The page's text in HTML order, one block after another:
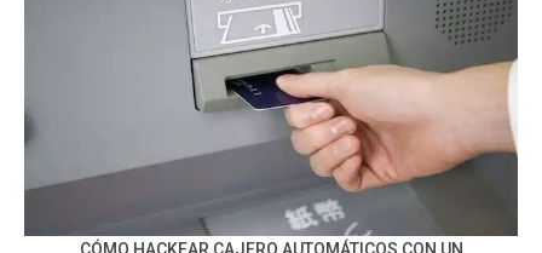
CÓMO HACKEAR CAJERO AUTOMÁTICOS CON UN